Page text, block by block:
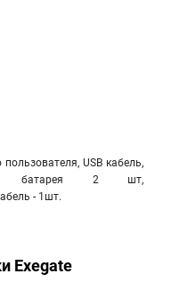
USB кабель,
батарея 2 шт,
- 1шт.
Exegate